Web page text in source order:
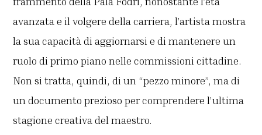
avanzata e il volgere della carriera, l’artista mostra
la sua capacità di aggiornarsi e di mantenere un
ruolo di primo piano nelle commissioni cittadine.
Non si tratta, quindi, di un “pezzo minore”, ma di
un documento prezioso per comprendere l’ultima
stagione creativa del maestro.